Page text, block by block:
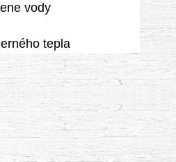
vody
tepla